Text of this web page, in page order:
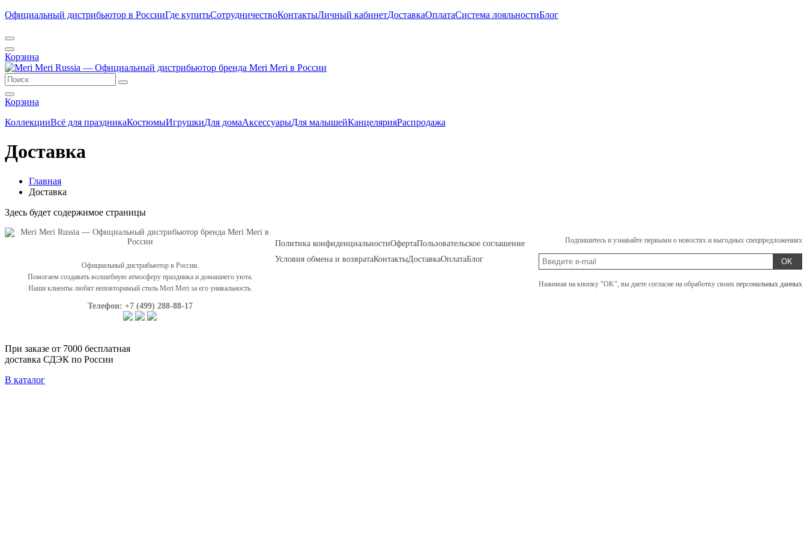
Официальный дистрибьютор в РоссииГде купитьСотрудничествоКонтактыЛичный кабинетДоставкаОплатаСистема лояльностиБлог
Корзина
Корзина
КоллекцииВсё для праздникаКостюмыИгрушкиДля домаАксессуарыДля малышейКанцелярияРаспродажа
Доставка
Главная
Доставка
Здесь будет содержимое страницы
Официальный дистрибьютор в России.
Помогаем создавать волшебную атмосферу праздника и домашнего уюта.
Наши клиенты любят неповторимый стиль Meri Meri за его уникальность.
Телефон: +7 (499) 288-88-17
Политика конфиденциальностиОфертаПользовательское соглашение
Условия обмена и возвратаКонтактыДоставкаОплатаБлог
Подпишитесь и узнавайте первыми о новостях и выгодных спецпредложениях
OK
Нажимая на кнопку "OK", вы даете согласие на обработку своих персональных данных
При заказе от 7000 бесплатная
доставка СДЭК по России
В каталог